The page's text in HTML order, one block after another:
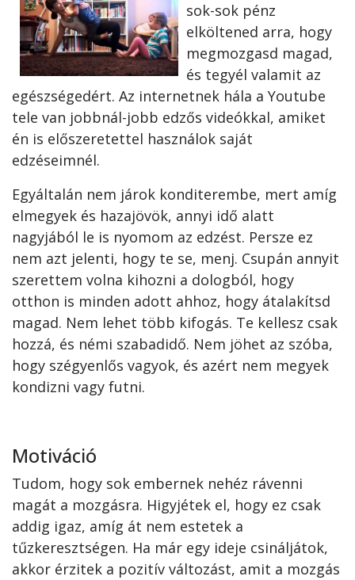
sok-sok pénz
elköltened arra, hogy
megmozgasd magad,
és tegyél valamit az
egészségedért. Az internetnek hála a Youtube
tele van jobbnál-jobb edzős videókkal, amiket
én is előszeretettel használok saját
edzéseimnél.
Egyáltalán nem járok konditerembe, mert amíg
elmegyek és hazajövök, annyi idő alatt
nagyjából le is nyomom az edzést. Persze ez
nem azt jelenti, hogy te se, menj. Csupán annyit
szerettem volna kihozni a dologból, hogy
otthon is minden adott ahhoz, hogy átalakítsd
magad. Nem lehet több kifogás. Te kellesz csak
hozzá, és némi szabadidő. Nem jöhet az szóba,
hogy szégyenlős vagyok, és azért nem megyek
kondizni vagy futni.
Motiváció
Tudom, hogy sok embernek nehéz rávenni
magát a mozgásra. Higyjétek el, hogy ez csak
addig igaz, amíg át nem estetek a
tűzkeresztségen. Ha már egy ideje csináljátok,
akkor érzitek a pozitív változást, amit a mozgás